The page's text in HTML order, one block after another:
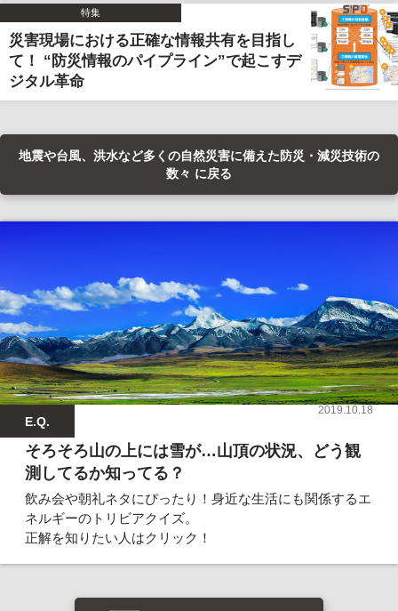
特集
災害現場における正確な情報共有を目指し
て！ “防災情報のパイプライン”で起こすデ
ジタル革命
地震や台風、洪水など多くの自然災害に備えた防災・減災技術の
数々 に戻る
E.Q.
2019.10.18
そろそろ山の上には雪が…山頂の状況、どう観
測してるか知ってる？
飲み会や朝礼ネタにぴったり！身近な生活にも関係するエ
ネルギーのトリビアクイズ。
正解を知りたい人はクリック！